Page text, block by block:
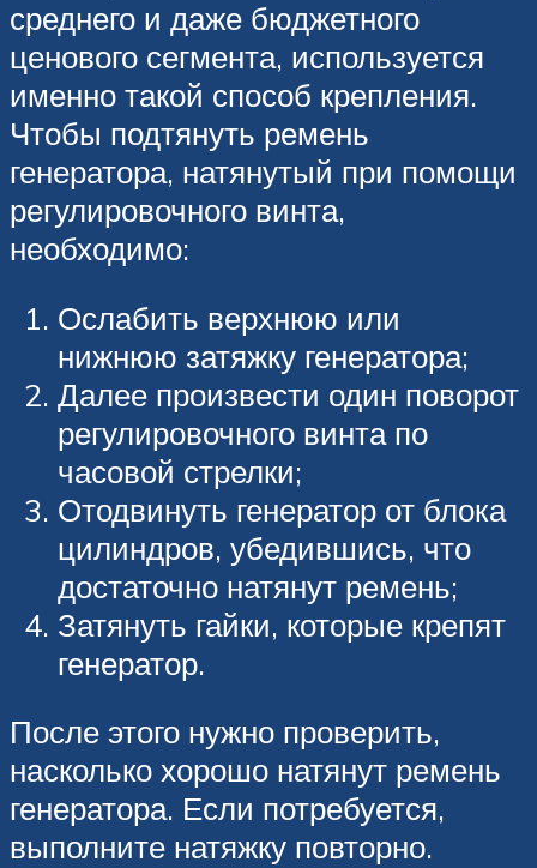
среднего и даже бюджетного
ценового сегмента, используется
именно такой способ крепления.
Чтобы подтянуть ремень
генератора, натянутый при помощи
регулировочного винта,
необходимо:
Ослабить верхнюю или
нижнюю затяжку генератора;
Далее произвести один поворот
регулировочного винта по
часовой стрелки;
Отодвинуть генератор от блока
цилиндров, убедившись, что
достаточно натянут ремень;
Затянуть гайки, которые крепят
генератор.
После этого нужно проверить,
насколько хорошо натянут ремень
генератора. Если потребуется,
выполните натяжку повторно.